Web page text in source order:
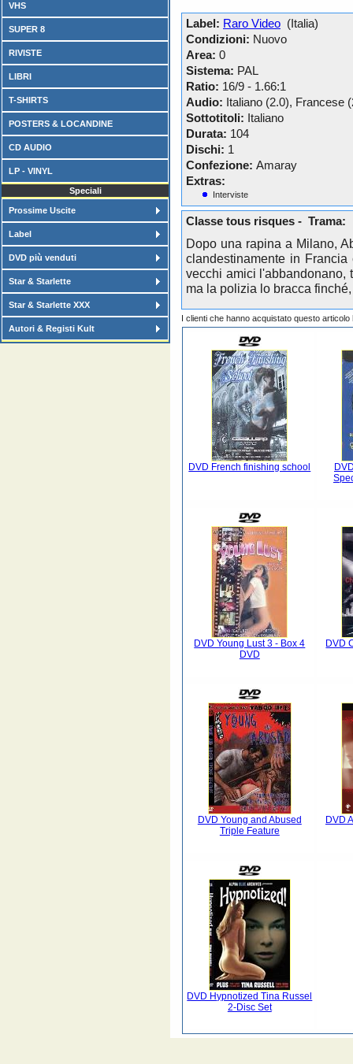
VHS
SUPER 8
RIVISTE
LIBRI
T-SHIRTS
POSTERS & LOCANDINE
CD AUDIO
LP - VINYL
Speciali
Prossime Uscite
Label
DVD più venduti
Star & Starlette
Star & Starlette XXX
Autori & Registi Kult
Label: Raro Video (Italia)
Condizioni: Nuovo
Area: 0
Sistema: PAL
Ratio: 16/9 - 1.66:1
Audio: Italiano (2.0), Francese
Sottotitoli: Italiano
Durata: 104
Dischi: 1
Confezione: Amaray
Extras:
Interviste
Classe tous risques - Trama:
Dopo una rapina a Milano,
clandestinamente in
vecchi amici l'abbandonano,
ma la polizia lo bracca
I clienti che hanno acquistato questo
DVD French finishing school
DVD Young Lust 3 - Box 4
DVD
DVD
DVD Young and Abused
Triple Feature
DVD
DVD Hypnotized Tina Russel
2-Disc Set